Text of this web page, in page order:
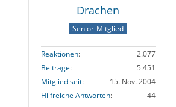
Drachen
Senior-Mitglied
Reaktionen
2.077
Beiträge
5.451
Mitglied seit
15. Nov. 2004
Hilfreiche Antworten
44